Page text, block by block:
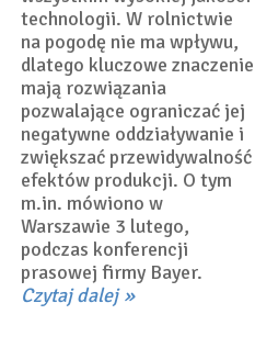
technologii. W rolnictwie
na pogodę nie ma wpływu,
dlatego kluczowe znaczenie
mają rozwiązania
pozwalające ograniczać jej
negatywne oddziaływanie i
zwiększać przewidywalność
efektów produkcji. O tym
m.in. mówiono w
Warszawie 3 lutego,
podczas konferencji
prasowej firmy Bayer.
Czytaj dalej
Biostymulatory i nawozy –
warzywa pod osłonami
12 lutego 2026